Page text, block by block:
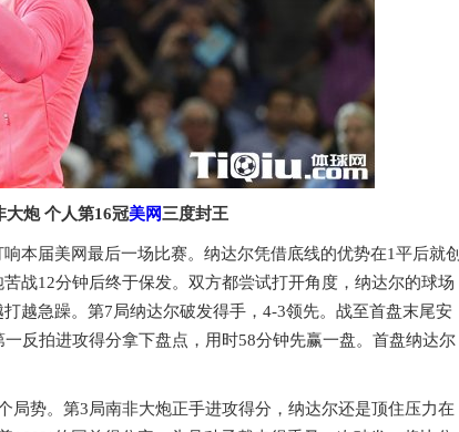
大炮 个人第16冠美网三度封王
本届美网最后一场比赛。纳达尔凭借底线的优势在1平后就创
战12分钟后终于保发。双方都尝试打开角度，纳达尔的球场
越急躁。第7局纳达尔破发得手，4-3领先。战至首盘末尾安
反拍进攻得分拿下盘点，用时58分钟先赢一盘。首盘纳达尔
局势。第3局南非大炮正手进攻得分，纳达尔还是顶住压力在